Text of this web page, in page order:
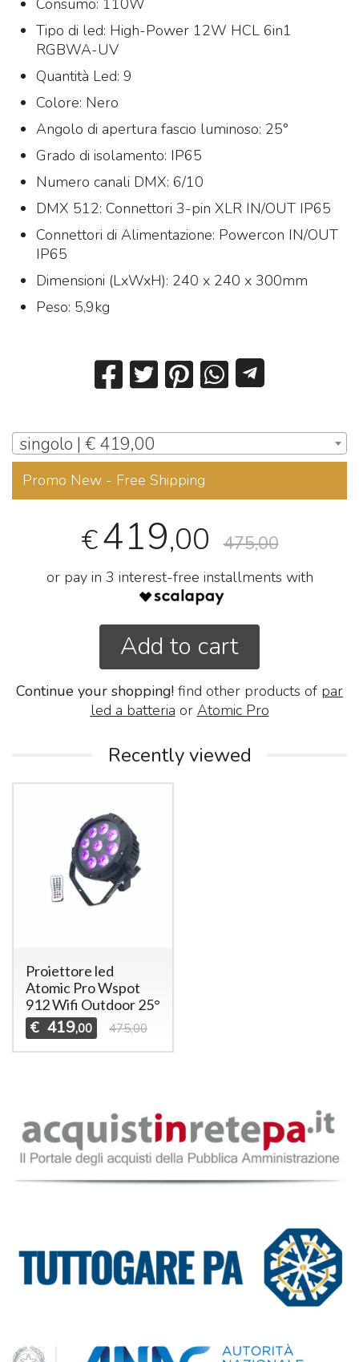
Tipo di led: High-Power 12W HCL 6in1
RGBWA-UV
Quantità Led: 9
Colore: Nero
Angolo di apertura fascio luminoso: 25°
Grado di isolamento: IP65
Numero canali DMX: 6/10
DMX 512: Connettori 3-pin XLR IN/OUT IP65
Connettori di Alimentazione: Powercon IN/OUT
IP65
Dimensioni (LxWxH): 240 x 240 x 300mm
Peso: 5,9kg
singolo | € 419,00
Promo New - Free Shipping
€419,00 475,00
or pay in 3 interest-free installments with
Add to cart
Continue your shopping! find other products of par
led a batteria or Atomic Pro
Recently viewed
Proiettore led
Atomic Pro Wspot
912 Wifi Outdoor 25°
€ 419,00 475,00